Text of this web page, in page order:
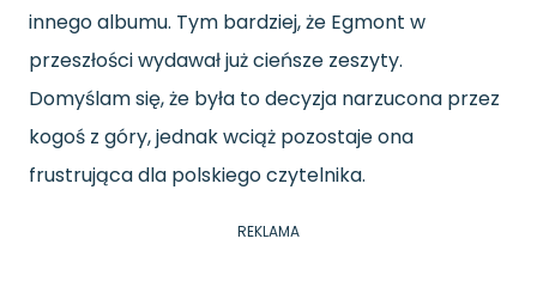
innego albumu. Tym bardziej, że Egmont w
przeszłości wydawał już cieńsze zeszyty.
Domyślam się, że była to decyzja narzucona przez
kogoś z góry, jednak wciąż pozostaje ona
frustrująca dla polskiego czytelnika.
REKLAMA